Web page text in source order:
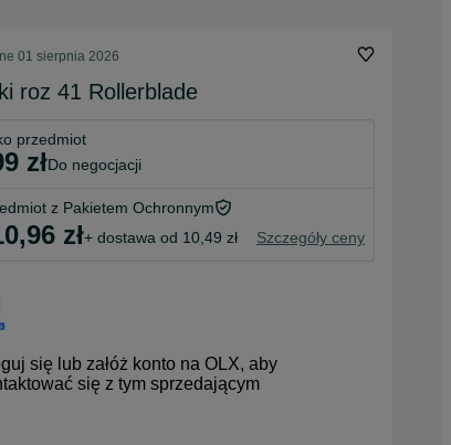
01 sierpnia 2026
roz 41 Rollerblade
przedmiot
zł do negocjacji
z Pakietem Ochronnym
zł+ dostawa od 10,49 zł Szczegóły ceny
się lub załóż konto na OLX, aby
się z tym sprzedającym